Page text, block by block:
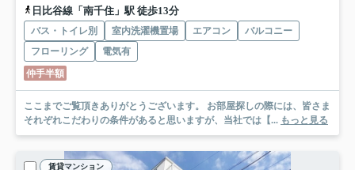
日比谷線「南千住」駅 徒歩13分
バス・トイレ別 室内洗濯機置場 エアコン
バルコニー
フローリング
電気有
仲手半額
ここまでご覧頂きありがとうございます。 お部屋探しの際には、皆さま
それぞれこだわりの条件があると思いますが、当社では【... もっと見る
賃貸マンション